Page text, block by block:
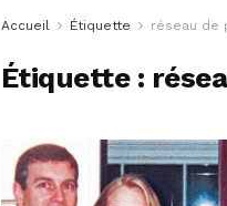
Accueil Étiquette réseau de
Étiquette :